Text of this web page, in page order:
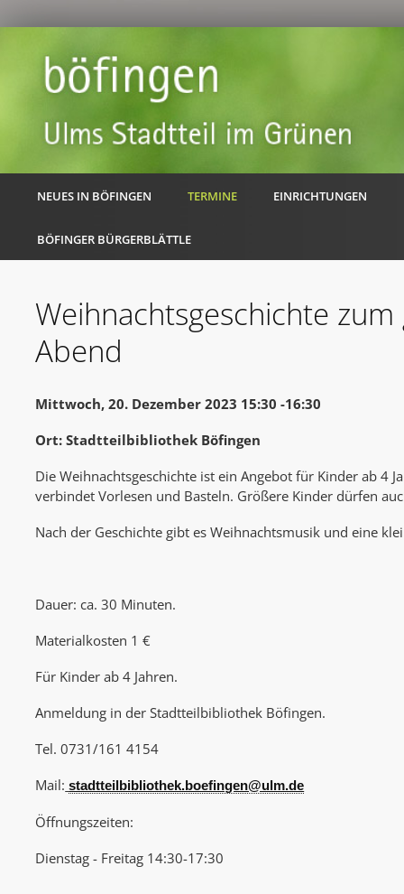
NEUES IN BÖFINGEN TERMINE EINRICHTUNGEN
BÖFINGER BÜRGERBLÄTTLE
Weihnachtsgeschichte
Abend
Mittwoch, 20. Dezember 2023 15:30 -16:30
Ort: Stadtteilbibliothek Böfingen
Die Weihnachtsgeschichte ist ein Angebot für Kinder ab 4
verbindet Vorlesen und Basteln. Größere Kinder dürfen
Nach der Geschichte gibt es Weihnachtsmusik und eine
Dauer: ca. 30 Minuten.
Materialkosten 1 €
Für Kinder ab 4 Jahren.
Anmeldung in der Stadtteilbibliothek Böfingen.
Tel. 0731/161 4154
Mail: stadtteilbibliothek.boefingen@ulm.de
Öffnungszeiten:
Dienstag - Freitag 14:30-17:30